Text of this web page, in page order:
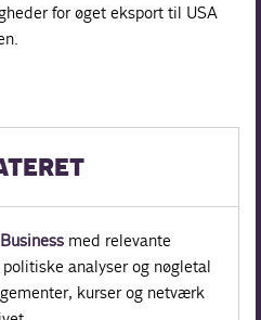
for øget eksport til USA
med relevante
analyser og nøgletal
kurser og netværk